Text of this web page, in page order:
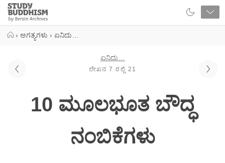
Close
Study
Buddhism
› ಅಗತ್ಯಗಳು › ಏನಿದು…
ಏನಿದು…
ಲೇಖನ 7 ರಲ್ಲಿ 21
10 ಮೂಲಭೂತ ಬೌದ್ಧ
ನಂಬಿಕೆಗಳು